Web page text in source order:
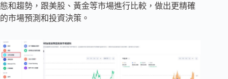
態和趨勢，跟美股、黃金等市場進行比較，做出更精確
的市場預測和投資決策。